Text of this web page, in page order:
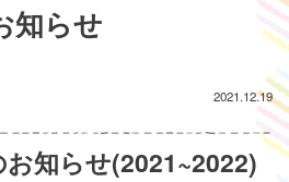
知らせ
2021.12.19
知らせ(2021~2022)